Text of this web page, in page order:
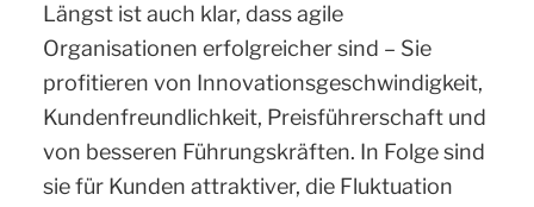
Längst ist auch klar, dass agile
Organisationen erfolgreicher sind – Sie
profitieren von Innovationsgeschwindigkeit,
Kundenfreundlichkeit, Preisführerschaft und
von besseren Führungskräften. In Folge sind
sie für Kunden attraktiver, die Fluktuation